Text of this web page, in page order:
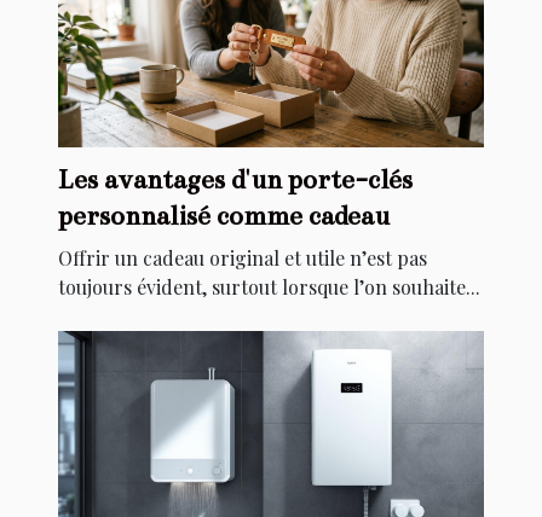
Les avantages d'un porte-clés
personnalisé comme cadeau
Offrir un cadeau original et utile n’est pas
toujours évident, surtout lorsque l’on souhaite...